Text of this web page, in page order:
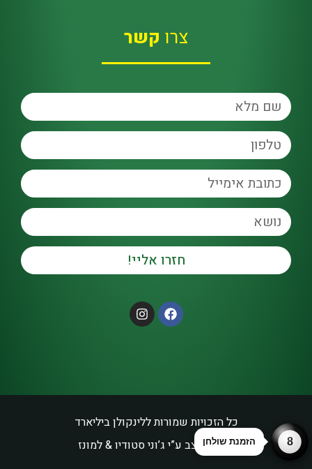
צרו קשר
חזרו אליי!
כל הזכויות שמורות ללינקולן ביליארד
נבנה ועוצב ע”י ג’וני סטודיו&למונז הזמנת שולחן 8